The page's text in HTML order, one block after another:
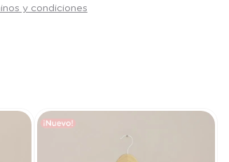
y condiciones